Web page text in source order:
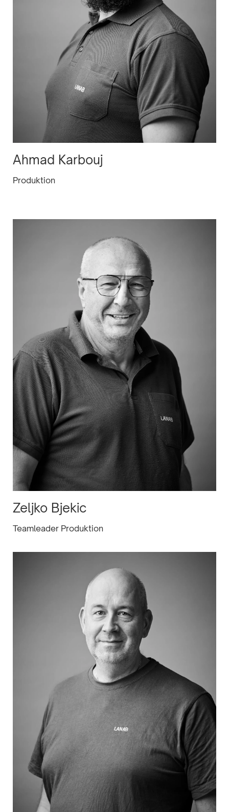
Ahmad Karbouj
Produktion
Zeljko Bjekic
Teamleader Produktion